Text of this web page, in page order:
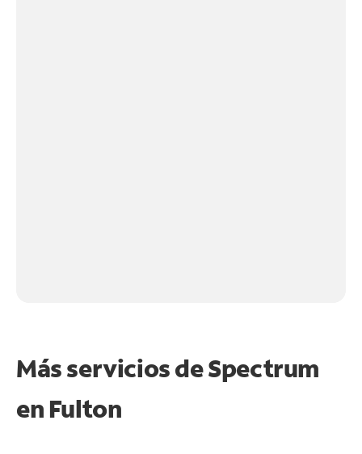
Más servicios de Spectrum
en Fulton